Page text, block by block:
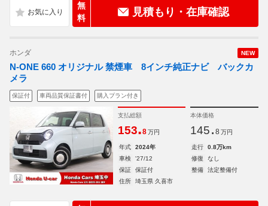
無
料
見積もり・在庫確認
NEW
ホンダ
N-ONE 660 オリジナル 禁煙車 8インチ純正ナビ バックカ
メラ
保証付 車両品質保証書付 購入プラン付き
支払総額
153.8 万円
本体価格
145. 8 万円
年式 2024年 走行
0.8万km
車検
'27/12 修復
なし
保証
保証付 整備
法定整備付
住所
埼玉県 久喜市